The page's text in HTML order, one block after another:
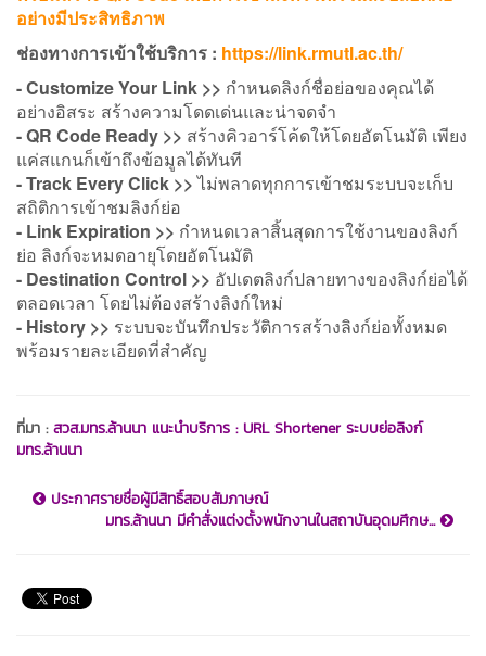
อย่างมีประสิทธิภาพ
ช่องทางการเข้าใช้บริการ : https://link.rmutl.ac.th/
- Customize Your Link >> กำหนดลิงก์ชื่อย่อของคุณได้
อย่างอิสระ สร้างความโดดเด่นและน่าจดจำ
- QR Code Ready >> สร้างคิวอาร์โค้ดให้โดยอัตโนมัติ เพียง
แค่สแกนก็เข้าถึงข้อมูลได้ทันที
- Track Every Click >>ไม่พลาดทุกการเข้าชมระบบจะเก็บ
สถิติการเข้าชมลิงก์ย่อ
- Link Expiration >> กำหนดเวลาสิ้นสุดการใช้งานของลิงก์
ย่อ ลิงก์จะหมดอายุโดยอัตโนมัติ
- Destination Control >> อัปเดตลิงก์ปลายทางของลิงก์ย่อได้
ตลอดเวลา โดยไม่ต้องสร้างลิงก์ใหม่
- History >> ระบบจะบันทึกประวัติการสร้างลิงก์ย่อทั้งหมด
พร้อมรายละเอียดที่สำคัญ
ที่มา :สวส.มทร.ล้านนา แนะนำบริการ : URL Shortener ระบบย่อลิงก์
มทร.ล้านนา
ประกาศรายชื่อผู้มีสิทธิ์สอบสัมภาษณ์
มทร.ล้านนา มีคำสั่งแต่งตั้งพนักงานในสถาบันอุดมศึกษ...